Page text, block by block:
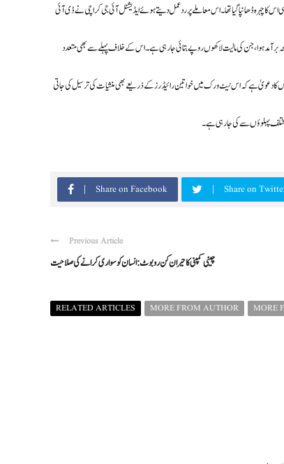
اس کا چہرہ ڈھانپا گیا تھا۔ اس معاملے پر ردعمل دیتے ہوئے ایڈیشنل آئی جی کراچی نے ڈی آئی
برآمد ہوا، جن کی مالیت لاکھوں روپے بتائی جا رہی ہے۔ اس کے خلاف پہلے سے بھی متعدد
کا دعویٰ ہے کہ اس نیٹ ورک میں خواتین رائیڈرز کے ذریعے بھی منشیات کی ترسیل کی جاتی
پہلوؤں سے کی جا رہی ہے۔
Share on Facebook Share on
Previous Article
چینی کمپنی کا حیران کن روبوٹ: انسان کو سواری کرانے کی صلاحیت
RELATED ARTICLES MORE FROM AUTHOR MORE